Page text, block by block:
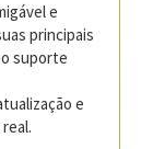
e
principais
suporte
e